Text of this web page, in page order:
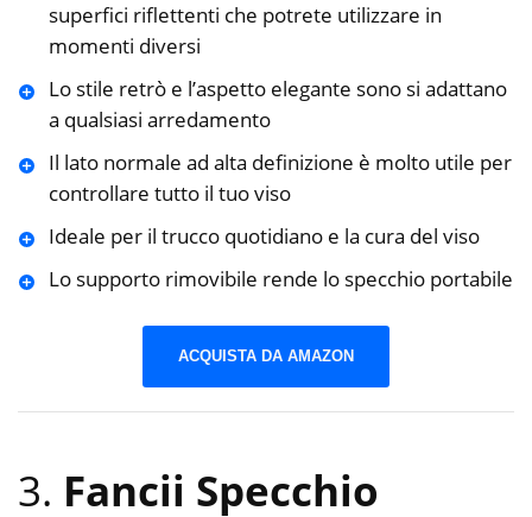
superfici riflettenti che potrete utilizzare in
momenti diversi
Lo stile retrò e l’aspetto elegante sono si adattano
a qualsiasi arredamento
Il lato normale ad alta definizione è molto utile per
controllare tutto il tuo viso
Ideale per il trucco quotidiano e la cura del viso
Lo supporto rimovibile rende lo specchio portabile
ACQUISTA DA AMAZON
3. Fancii Specchio